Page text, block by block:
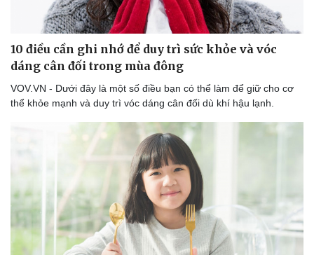
Văn học
Âm nhạc
Di sản
Thời trang
Sao Việt
10 điều cần ghi nhớ để duy trì sức khỏe và vóc
dáng cân đối trong mùa đông
VOV.VN - Dưới đây là một số điều bạn có thể làm để giữ cho cơ
thể khỏe mạnh và duy trì vóc dáng cân đối dù khí hậu lạnh.